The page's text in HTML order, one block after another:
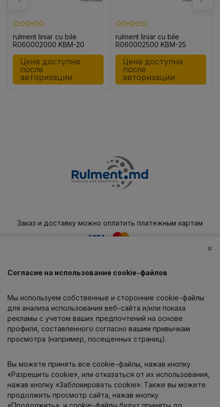
rulment liniar cu bile
R060002000 KBM-20
Цена доступна
после
авторизации
rulment liniar cu bile
R060002500 KBM-25
Цена доступна
после
авторизации
Заказ и доставку можно оплатить платежным картам
Каталог
О компании
Информация
Контакты
×
Согласие на использование cookie-файлов
Мы используем собственные и сторонние cookie-файлы
для анализа использования веб-сайта и/или показа
рекламы с учетом ваших предпочтений на основе
профиля, составленного согласно вашим привычкам
просмотра (например, посещенных страниц).
Вы можете принять все cookie-файлы, нажав кнопку
«Разрешить cookie», или отказаться от их использования,
нажав кнопку «Заблокировать cookie». Также вы можете
продолжить просмотр сайта, нажав кнопку
«Продолжить», и cookie-файлы будут приняты до